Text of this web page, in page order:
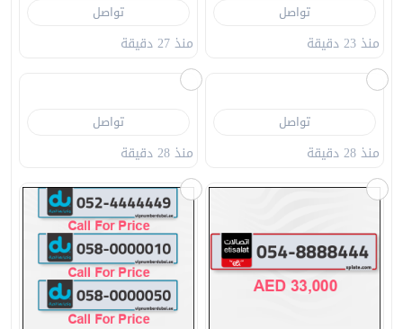
تواصل
منذ 23 دقيقة
تواصل
منذ 27 دقيقة
تواصل
منذ 28 دقيقة
تواصل
منذ 28 دقيقة